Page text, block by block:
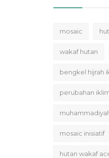
mosaic
wakaf hutan
bengkel hijrah
perubahan
mosaic inisiatif
hutan wakaf